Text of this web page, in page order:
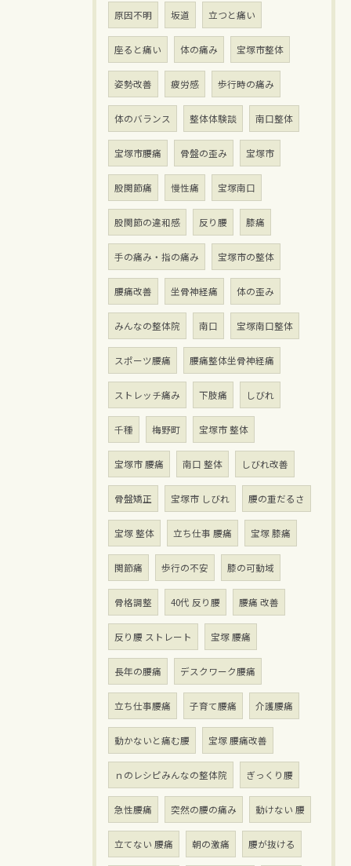
原因不明 坂道 立つと痛い
座ると痛い 体の痛み 宝塚市整体
姿勢改善 疲労感 歩行時の痛み
体のバランス 整体体験談 南口整体
宝塚市腰痛 骨盤の歪み 宝塚市
股関節痛 慢性痛 宝塚南口
股関節の違和感 反り腰 膝痛
手の痛み・指の痛み 宝塚市の整体
腰痛改善 坐骨神経痛 体の歪み
みんなの整体院 南口 宝塚南口整体
スポーツ腰痛 腰痛整体坐骨神経痛
ストレッチ痛み 下肢痛 しびれ
千種 梅野町 宝塚市 整体
宝塚市 腰痛 南口 整体 しびれ改善
骨盤矯正 宝塚市 しびれ 腰の重だるさ
宝塚 整体 立ち仕事 腰痛 宝塚 膝痛
関節痛 歩行の不安 膝の可動域
骨格調整 40代 反り腰 腰痛 改善
反り腰 ストレート 宝塚 腰痛
長年の腰痛 デスクワーク腰痛
立ち仕事腰痛 子育て腰痛 介護腰痛
動かないと痛む腰 宝塚 腰痛改善
ｎのレシピみんなの整体院 ぎっくり腰
急性腰痛 突然の腰の痛み 動けない 腰
立てない 腰痛 朝の激痛 腰が抜ける